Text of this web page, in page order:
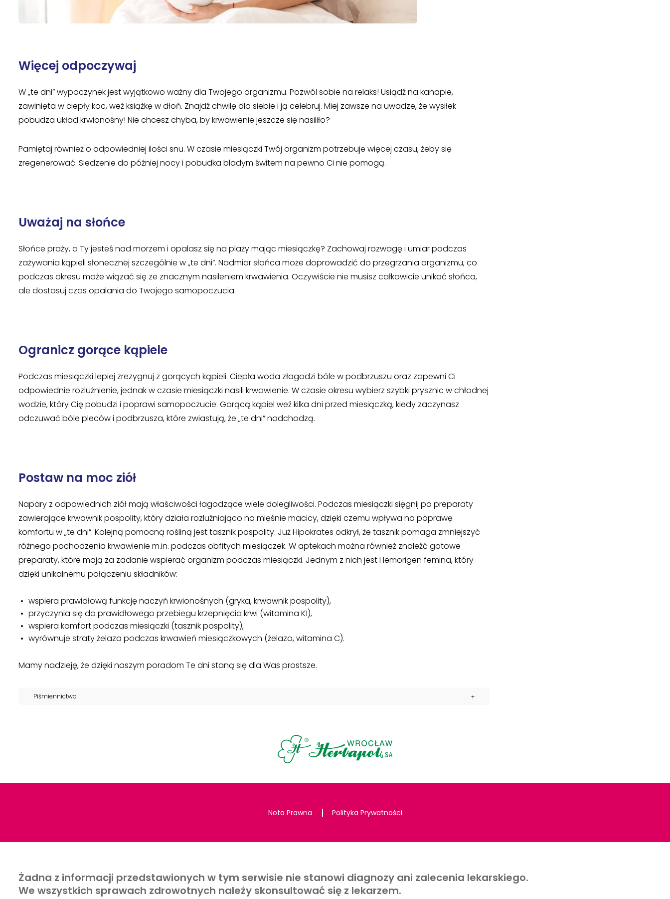
Więcej odpoczywaj
W „te dni” wypoczynek jest wyjątkowo ważny dla Twojego organizmu. Pozwól sobie na relaks! Usiądź na kanapie,
zawinięta w ciepły koc, weź książkę w dłoń. Znajdź chwilę dla siebie i ją celebruj. Miej zawsze na uwadze, że wysiłek
pobudza układ krwionośny! Nie chcesz chyba, by krwawienie jeszcze się nasiliło?
Pamiętaj również o odpowiedniej ilości snu. W czasie miesiączki Twój organizm potrzebuje więcej czasu, żeby się
zregenerować. Siedzenie do później nocy i pobudka bladym świtem na pewno Ci nie pomogą.
Uważaj na słońce
Słońce praży, a Ty jesteś nad morzem i opalasz się na plaży mając miesiączkę? Zachowaj rozwagę i umiar podczas
zażywania kąpieli słonecznej szczególnie w „te dni”. Nadmiar słońca może doprowadzić do przegrzania organizmu, co
podczas okresu może wiązać się ze znacznym nasileniem krwawienia. Oczywiście nie musisz całkowicie unikać słońca,
ale dostosuj czas opalania do Twojego samopoczucia.
Ogranicz gorące kąpiele
Podczas miesiączki lepiej zrezygnuj z gorących kąpieli. Ciepła woda złagodzi bóle w podbrzuszu oraz zapewni Ci
odpowiednie rozluźnienie, jednak w czasie miesiączki nasili krwawienie. W czasie okresu wybierz szybki prysznic w chłodnej
wodzie, który Cię pobudzi i poprawi samopoczucie. Gorącą kąpiel weź kilka dni przed miesiączką, kiedy zaczynasz
odczuwać bóle pleców i podbrzusza, które zwiastują, że „te dni” nadchodzą.
Postaw na moc ziół
Napary z odpowiednich ziół mają właściwości łagodzące wiele dolegliwości. Podczas miesiączki sięgnij po preparaty
zawierające krwawnik pospolity, który działa rozluźniająco na mięśnie macicy, dzięki czemu wpływa na poprawę
komfortu w „te dni”. Kolejną pomocną rośliną jest tasznik pospolity. Już Hipokrates odkrył, że tasznik pomaga zmniejszyć
różnego pochodzenia krwawienie m.in. podczas obfitych miesiączek. W aptekach można również znaleźć gotowe
preparaty, które mają za zadanie wspierać organizm podczas miesiączki. Jednym z nich jest Hemorigen femina, który
dzięki unikalnemu połączeniu składników:
wspiera prawidłową funkcję naczyń krwionośnych (gryka, krwawnik pospolity),
przyczynia się do prawidłowego przebiegu krzepnięcia krwi (witamina K1),
wspiera komfort podczas miesiączki (tasznik pospolity),
wyrównuje straty żelaza podczas krwawień miesiączkowych (żelazo, witamina C).
Mamy nadzieję, że dzięki naszym poradom Te dni staną się dla Was prostsze.
Piśmiennictwo
Nota Prawna Polityka Prywatności
Żadna z informacji przedstawionych w tym serwisie nie stanowi diagnozy ani zalecenia lekarskiego.
We wszystkich sprawach zdrowotnych należy skonsultować się z lekarzem.